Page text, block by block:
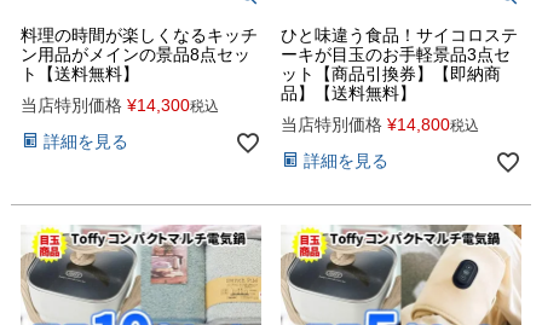
料理の時間が楽しくなるキッチ
ン用品がメインの景品8点セッ
ト【送料無料】
当店特別価格 ¥14,300税込
詳細を見る
ひと味違う食品！サイコロステ
ーキが目玉のお手軽景品3点セ
ット【商品引換券】【即納商
品】【送料無料】
当店特別価格 ¥14,800税込
詳細を見る